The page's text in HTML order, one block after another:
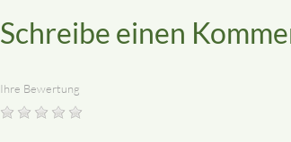
Schreibe einen
Ihre Bewertung